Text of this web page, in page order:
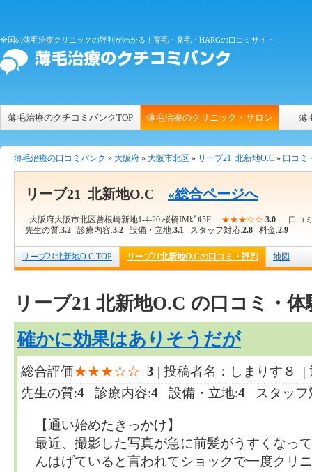
全国の薄毛治療クリニックの評判がわかる！育毛・発毛・HARGの口コミサイト
薄毛治療のクチコミバンクTOP 薄毛治療のクリニック・サロン 薄
薄毛治療の口コミバンク » 大阪府 » 大阪市北区 » リーブ21 北新地O.C » 口コミ
リーブ21 北新地O.C «総合ページへ
大阪府大阪市北区曾根崎新地1-4-20 桜橋IMﾋﾞﾙ5F ★★★☆☆ 3.0 口コ
先生の質:3.2 診療内容:3.2 設備・立地:3.1 スタッフ対応:2.8 料金:2.9
リーブ21北新地O.C TOP リーブ21北新地O.Cの口コミ・評判 地図
リーブ21 北新地O.C の口コミ・体
確かに効果はありそうだが
総合評価★★★☆☆ 3 | 投稿者名：しまりす８ |
先生の質:4 診療内容:4 設備・立地:4 スタッフ
【通い始めたきっかけ】
最近、撮影した写真が急に前髪がうすくなっ
んはげていると言われてショックで一度クリ